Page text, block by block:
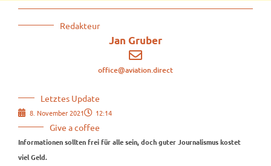
Redakteur
Jan Gruber
office@aviation.direct
Letztes Update
8. November 2021 12:14
Give a coffee
Informationen sollten frei für alle sein, doch guter Journalismus kostet
viel Geld.